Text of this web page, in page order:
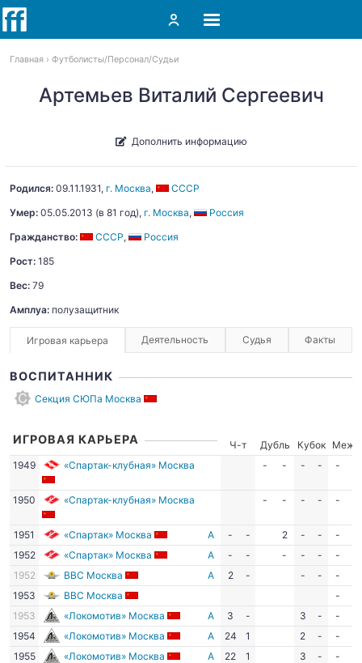
Главная Футболисты Персонал Судьи
Артемьев Виталий Сергеевич
Дополнить информацию
Родился: 09.11.1931, г. Москва,
СССР
Умер: 05.05.2013 (в 81 год), г. Москва,
Россия
Гражданство:
СССР,
Россия
Рост: 185
Вес: 79
Амплуа: полузащитник
Игровая карьера Деятельность Судья Факты
ВОСПИТАННИК
Секция СЮПа Москва
ИГРОВАЯ КАРЬЕРА Ч-т Дубль Кубок
Межд.
1949
«Спартак-клубная» Москва - - - - -
1950 «Спартак-клубная» Москва - - - - -
1951 «Спартак» Москва А - - 2 - - -
1952
«Спартак» Москва А - - - - - -
1952
ВВС Москва А 2 - - - -
1953
ВВС Москва -
1953
«Локомотив» Москва А 3 - 3 - -
1954
«Локомотив» Москва А 24 1 2 - -
1955
«Локомотив» Москва А 22 1 3 - -